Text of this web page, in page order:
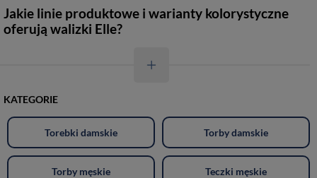
Jakie linie produktowe i warianty kolorystyczne
oferują walizki Elle?
KATEGORIE
Torebki damskie Torby damskie
Torby męskie Teczki męskie